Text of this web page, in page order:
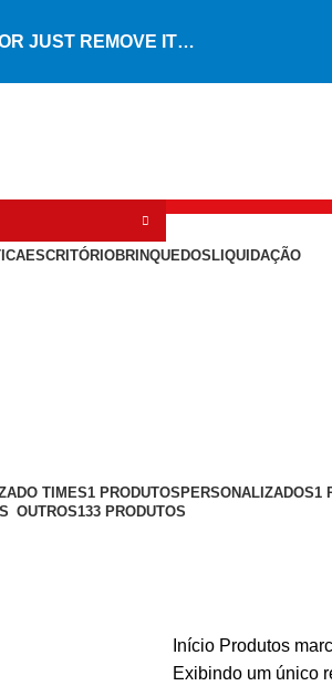
JUST REMOVE IT…
ESCRITÓRIOBRINQUEDOS LIQUIDAÇÃO
TIMES1 PRODUTOS PERSONALIZADOS1
OUTROS133 PRODUTOS
Início Produtos
Exibindo um único